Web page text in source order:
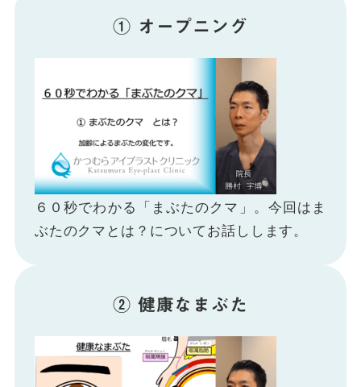
① オープニング
６０秒でわかる「まぶたのクマ」。今回はま
ぶたのクマとは？についてお話しします。
② 健康なまぶた